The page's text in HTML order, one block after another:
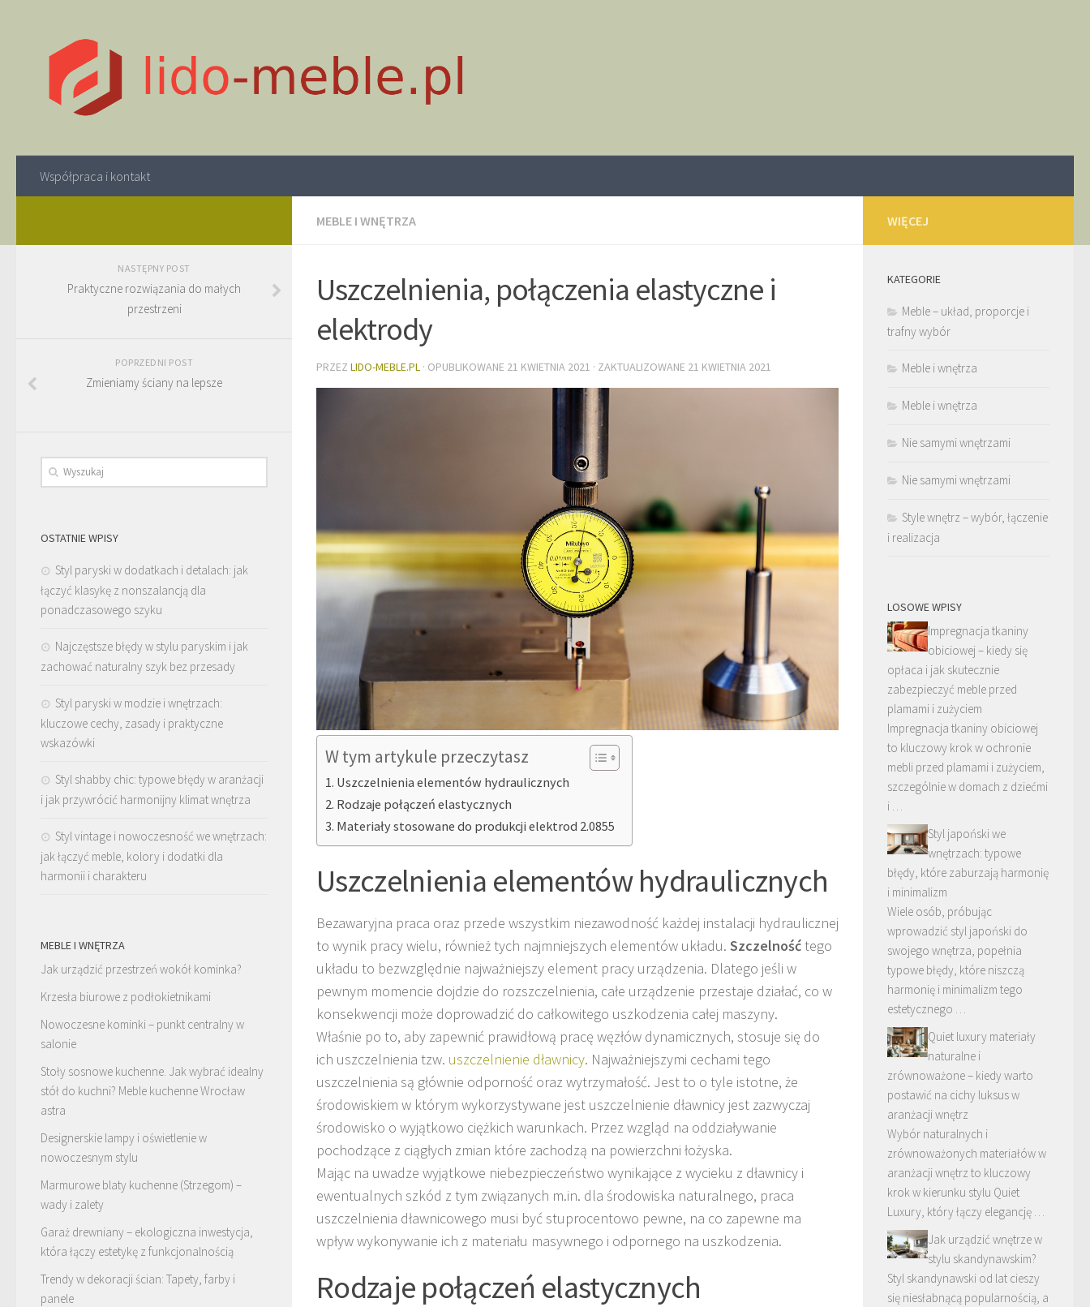
Współpraca i kontakt
MEBLE I WNĘTRZA
Uszczelnienia, połączenia elastyczne i
elektrody
PRZEZ LIDO-MEBLE.PL · OPUBLIKOWANE 21 KWIETNIA 2021 · ZAKTUALIZOWANE 21 KWIETNIA 2021
W tym artykule przeczytasz
Uszczelnienia elementów hydraulicznych
Rodzaje połączeń elastycznych
Materiały stosowane do produkcji elektrod 2.0855
Uszczelnienia elementów hydraulicznych
Bezawaryjna praca oraz przede wszystkim niezawodność każdej instalacji hydraulicznej
to wynik pracy wielu, również tych najmniejszych elementów układu. Szczelnośćtego
układu to bezwzględnie najważniejszy element pracy urządzenia. Dlatego jeśli w
pewnym momencie dojdzie do rozszczelnienia, całe urządzenie przestaje działać, co w
konsekwencji może doprowadzić do całkowitego uszkodzenia całej maszyny.
Właśnie po to, aby zapewnić prawidłową pracę węzłów dynamicznych, stosuje się do
ich uszczelnienia tzw. uszczelnienie dławnicy. Najważniejszymi cechami tego
uszczelnienia są głównie odporność oraz wytrzymałość. Jest to o tyle istotne, że
środowiskiem w którym wykorzystywane jest uszczelnienie dławnicy jest zazwyczaj
środowisko o wyjątkowo ciężkich warunkach. Przez wzgląd na oddziaływanie
pochodzące z ciągłych zmian które zachodzą na powierzchni łożyska.
Mając na uwadze wyjątkowe niebezpieczeństwo wynikające z wycieku z dławnicy i
ewentualnych szkód z tym związanych m.in. dla środowiska naturalnego, praca
uszczelnienia dławnicowego musi być stuprocentowo pewne, na co zapewne ma
wpływ wykonywanie ich z materiału masywnego i odpornego na uszkodzenia.
Rodzaje połączeń elastycznych
NASTĘPNY POST
Praktyczne rozwiązania do małych
przestrzeni
POPRZEDNI POST
Zmieniamy ściany na lepsze
OSTATNIE WPISY
Styl paryski w dodatkach i detalach: jak
łączyć klasykę z nonszalancją dla
ponadczasowego szyku
Najczęstsze błędy w stylu paryskim i jak
zachować naturalny szyk bez przesady
Styl paryski w modzie i wnętrzach:
kluczowe cechy, zasady i praktyczne
wskazówki
Styl shabby chic: typowe błędy w aranżacji
i jak przywrócić harmonijny klimat wnętrza
Styl vintage i nowoczesność we wnętrzach:
jak łączyć meble, kolory i dodatki dla
harmonii i charakteru
MEBLE I WNĘTRZA
Jak urządzić przestrzeń wokół kominka?
Krzesła biurowe z podłokietnikami
Nowoczesne kominki – punkt centralny w
salonie
Stoły sosnowe kuchenne. Jak wybrać idealny
stół do kuchni? Meble kuchenne Wrocław
astra
Designerskie lampy i oświetlenie w
nowoczesnym stylu
Marmurowe blaty kuchenne (Strzegom) –
wady i zalety
Garaż drewniany – ekologiczna inwestycja,
która łączy estetykę z funkcjonalnością
Trendy w dekoracji ścian: Tapety, farby i
panele
WIĘCEJ
KATEGORIE
Meble – układ, proporcje i
trafny wybór
Meble i wnętrza
Meble i wnętrza
Nie samymi wnętrzami
Nie samymi wnętrzami
Style wnętrz – wybór, łączenie
i realizacja
LOSOWE WPISY
Impregnacja tkaniny
obiciowej – kiedy się
opłaca i jak skutecznie
zabezpieczyć meble przed
plamami i zużyciem
Impregnacja tkaniny obiciowej
to kluczowy krok w ochronie
mebli przed plamami i zużyciem,
szczególnie w domach z dziećmi
i …
Styl japoński we
wnętrzach: typowe
błędy, które zaburzają harmonię
i minimalizm
Wiele osób, próbując
wprowadzić styl japoński do
swojego wnętrza, popełnia
typowe błędy, które niszczą
harmonię i minimalizm tego
estetycznego …
Quiet luxury materiały
naturalne i
zrównoważone – kiedy warto
postawić na cichy luksus w
aranżacji wnętrz
Wybór naturalnych i
zrównoważonych materiałów w
aranżacji wnętrz to kluczowy
krok w kierunku stylu Quiet
Luxury, który łączy elegancję …
Jak urządzić wnętrze w
stylu skandynawskim?
Styl skandynawski od lat cieszy
się niesłabnącą popularnością, a